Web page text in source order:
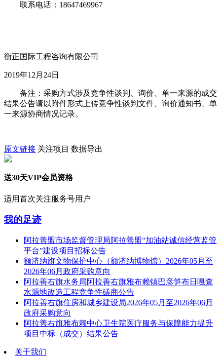
联系电话：18647469967
衡正国际工程咨询有限公司
2019年12月24日
备注：采购方式涉及竞争性谈判、询价、单一来源的成交
结果公告请以附件形式上传竞争性谈判文件、询价通知书、单
一来源协商情况记录。
原文链接 关注项目 数据导出
送30天VIP会员资格
适用首次关注服务号用户
我的足迹
阿拉善盟市场监督管理局阿拉善盟“加油站诚信经营监管
平台”建设项目招标公告
额济纳旗文物保护中心（额济纳博物馆）2026年05月至
2026年06月政府采购意向
阿拉善右旗水务局阿拉善右旗雅布赖镇巴彦笋布日嘎查
水源地改造工程竞争性磋商公告
阿拉善右旗住房和城乡建设局2026年05月至2026年06月
政府采购意向
阿拉善右旗雅布赖中心卫生院医疗服务与保障能力提升
项目中标（成交）结果公告
关于我们